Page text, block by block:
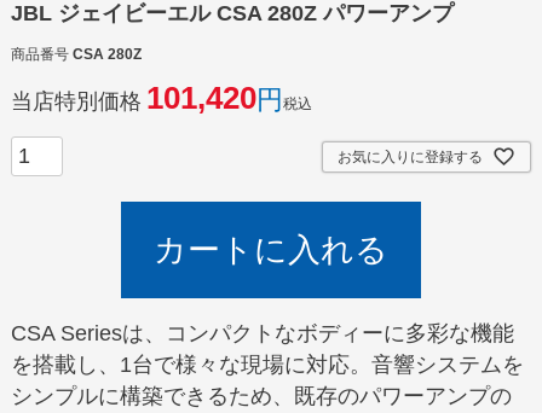
JBL ジェイビーエル CSA 280Z パワーアンプ
商品番号 CSA 280Z
当店特別価格 101,420 税込
お気に入りに登録する
カートに入れる
CSA Seriesは、コンパクトなボディーに多彩な機能
を搭載し、1台で様々な現場に対応。音響システムを
シンプルに構築できるため、既存のパワーアンプの